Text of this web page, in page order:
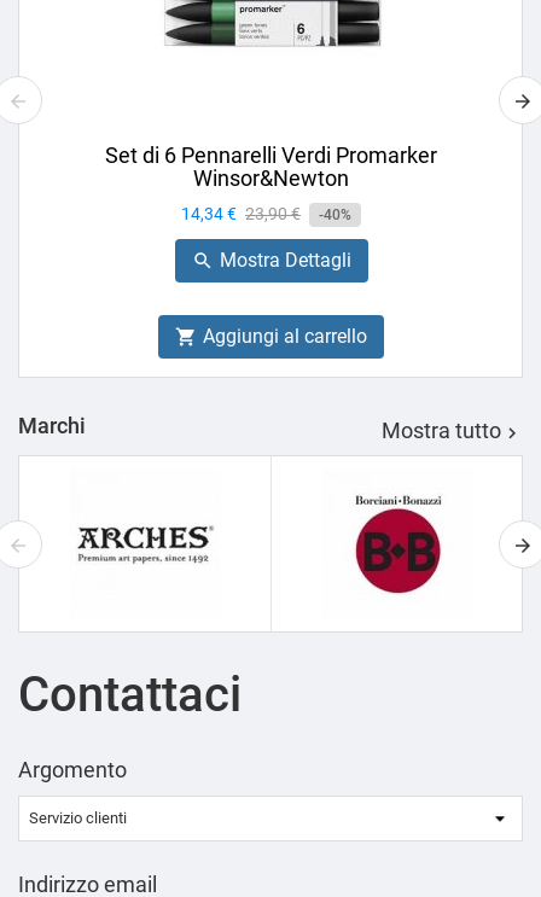
Set di 6 Pennarelli Verdi Promarker
Winsor&Newton
Prezzo
14,34 € Prezzo
base
23,90 € -40%
 Mostra Dettagli
 Aggiungi al carrello
Marchi Mostra tutto 
Contattaci
Argomento
Indirizzo email